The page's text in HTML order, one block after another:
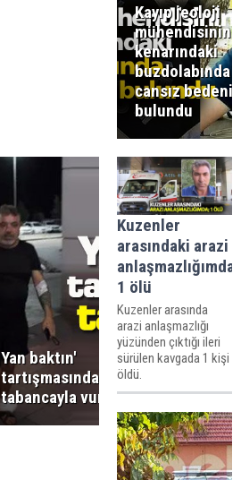
Kayıp jeoloji
mühendisinin
kenarındaki
buzdolabında
cansız bedeni
bulundu
Yan baktın'
tartışmasında
tabancayla vuruldu
Kuzenler
arasındaki arazi
anlaşmazlığımda;
1 ölü
Kuzenler arasında
arazi anlaşmazlığı
yüzünden çıktığı ileri
sürülen kavgada 1 kişi
öldü.